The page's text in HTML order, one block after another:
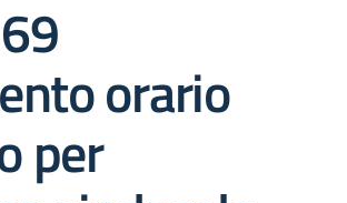
orario
per